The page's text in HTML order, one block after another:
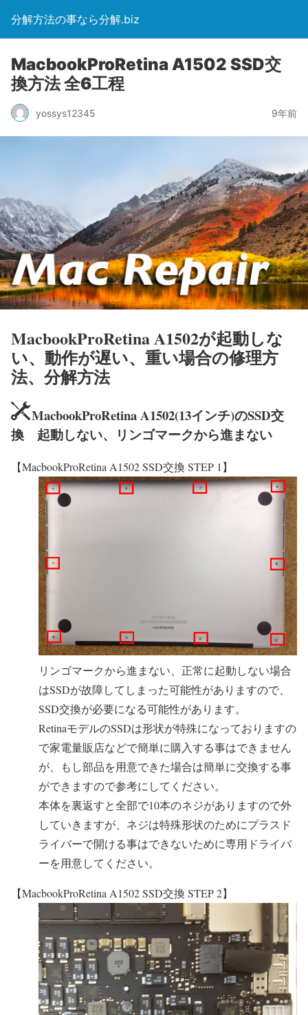
分解方法の事なら分解.biz
MacbookProRetina A1502 SSD交
換方法 全6工程
yossys12345 9年前
MacbookProRetina A1502が起動しな
い、動作が遅い、重い場合の修理方
法、分解方法
MacbookProRetina A1502(13インチ)のSSD交
換 起動しない、リンゴマークから進まない
【MacbookProRetina A1502 SSD交換 STEP 1】
リンゴマークから進まない、正常に起動しない場合
はSSDが故障してしまった可能性がありますので、
SSD交換が必要になる可能性があります。
RetinaモデルのSSDは形状が特殊になっておりますの
で家電量販店などで簡単に購入する事はできません
が、もし部品を用意できた場合は簡単に交換する事
ができますので参考にしてください。
本体を裏返すと全部で10本のネジがありますので外
していきますが、ネジは特殊形状のためにプラスド
ライバーで開ける事はできないために専用ドライバ
ーを用意してください。
【MacbookProRetina A1502 SSD交換 STEP 2】